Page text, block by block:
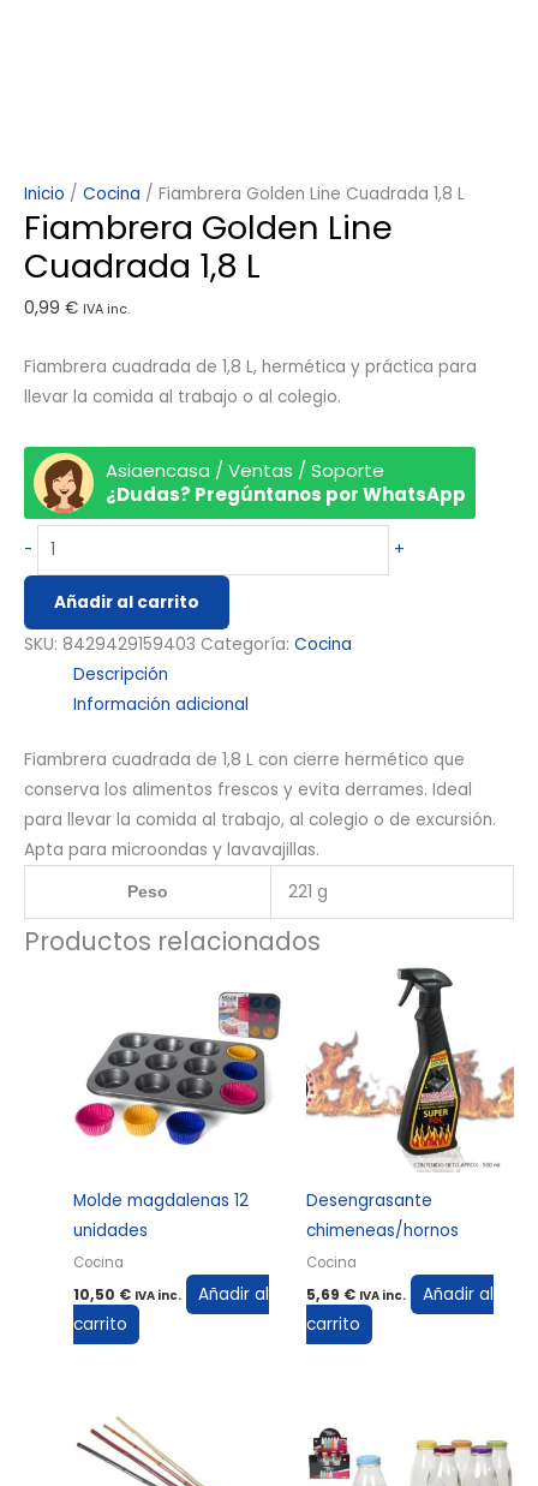
Inicio / Cocina / Fiambrera Golden Line Cuadrada 1,8 L
Fiambrera Golden Line
Cuadrada 1,8 L
0,99 € IVA inc.
Fiambrera cuadrada de 1,8 L, hermética y práctica para
llevar la comida al trabajo o al colegio.
Asiaencasa / Ventas / Soporte
¿Dudas? Pregúntanos por WhatsApp
- +
Añadir al carrito
SKU: 8429429159403 Categoría: Cocina
Descripción
Información adicional
Fiambrera cuadrada de 1,8 L con cierre hermético que
conserva los alimentos frescos y evita derrames. Ideal
para llevar la comida al trabajo, al colegio o de excursión.
Apta para microondas y lavavajillas.
Peso 221 g
Productos relacionados
Molde magdalenas 12
unidades
Cocina
10,50 € IVA inc.
Añadir al
carrito
Desengrasante
chimeneas/hornos
Cocina
5,69 € IVA inc.
Añadir al
carrito